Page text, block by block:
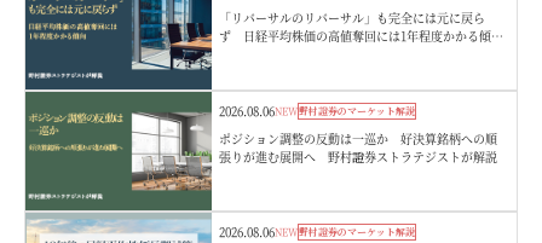
「リバーサルのリバーサル」も完全には元に戻ら
ず 日経平均株価の高値奪回には1年程度かかる傾
2026.08.06NEW野村證券のマーケット解説
ポジション調整の反動は一巡か 好決算銘柄への順
張りが進む展開へ 野村證券ストラテジストが解説
2026.08.06NEW野村證券のマーケット解説